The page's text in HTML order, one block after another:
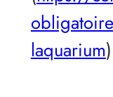
laquarium